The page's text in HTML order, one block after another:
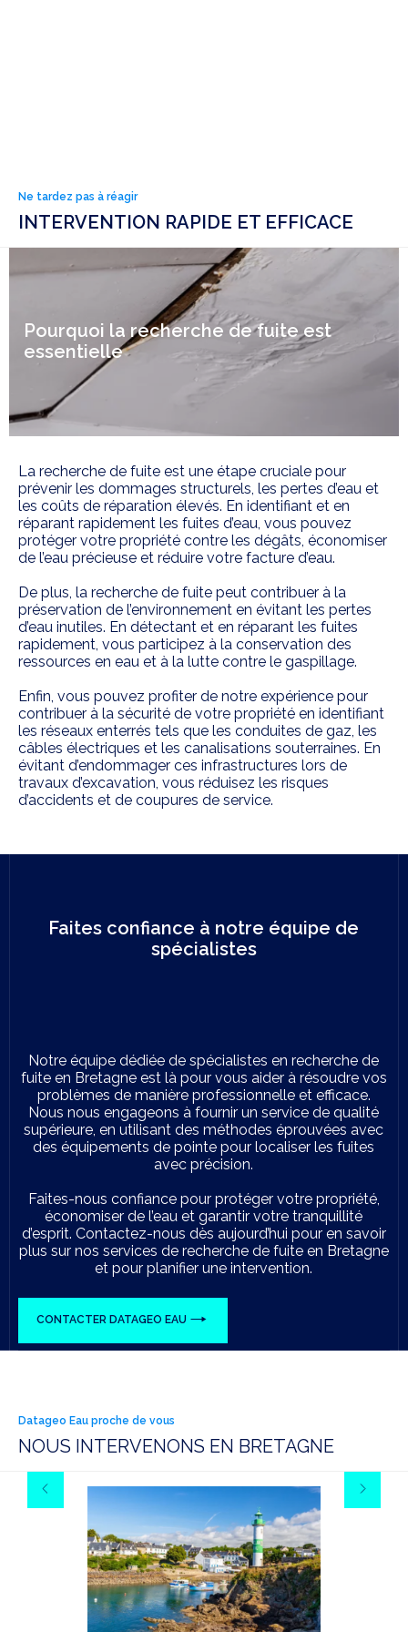
Ne tardez pas à réagir
INTERVENTION RAPIDE ET EFFICACE
Pourquoi la recherche de fuite est
essentielle
La recherche de fuite est une étape cruciale pour
prévenir les dommages structurels, les pertes d’eau et
les coûts de réparation élevés. En identifiant et en
réparant rapidement les fuites d’eau, vous pouvez
protéger votre propriété contre les dégâts, économiser
de l’eau précieuse et réduire votre facture d’eau.
De plus, la recherche de fuite peut contribuer à la
préservation de l’environnement en évitant les pertes
d’eau inutiles. En détectant et en réparant les fuites
rapidement, vous participez à la conservation des
ressources en eau et à la lutte contre le gaspillage.
Enfin, vous pouvez profiter de notre expérience pour
contribuer à la sécurité de votre propriété en identifiant
les réseaux enterrés tels que les conduites de gaz, les
câbles électriques et les canalisations souterraines. En
évitant d’endommager ces infrastructures lors de
travaux d’excavation, vous réduisez les risques
d’accidents et de coupures de service.
Faites confiance à notre équipe de
spécialistes
Notre équipe dédiée de spécialistes en recherche de
fuite en Bretagne est là pour vous aider à résoudre vos
problèmes de manière professionnelle et efficace.
Nous nous engageons à fournir un service de qualité
supérieure, en utilisant des méthodes éprouvées avec
des équipements de pointe pour localiser les fuites
avec précision.
Faites-nous confiance pour protéger votre propriété,
économiser de l’eau et garantir votre tranquillité
d’esprit. Contactez-nous dès aujourd’hui pour en savoir
plus sur nos services de recherche de fuite en Bretagne
et pour planifier une intervention.
CONTACTER DATAGEO EAU
Datageo Eau proche de vous
NOUS INTERVENONS EN BRETAGNE